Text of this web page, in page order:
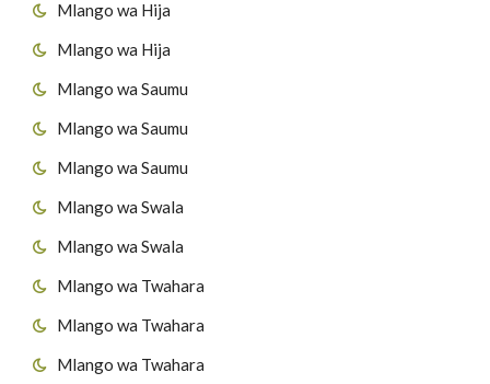
Mlango wa Hija
Mlango wa Hija
Mlango wa Saumu
Mlango wa Saumu
Mlango wa Saumu
Mlango wa Swala
Mlango wa Swala
Mlango wa Twahara
Mlango wa Twahara
Mlango wa Twahara